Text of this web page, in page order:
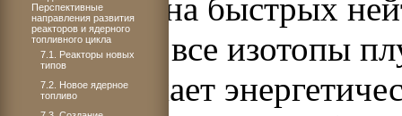
реакторах на быстрых
участвуют все изотопы
что повышает
Перспективные
направления развития
реакторов и ядерного
топливного цикла
7.1. Реакторы новых
типов
7.2. Новое ядерное
топливо